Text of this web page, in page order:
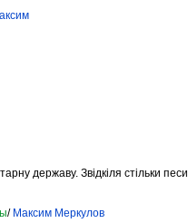
державу. Звідкіля стільки
/ Максим Меркулов